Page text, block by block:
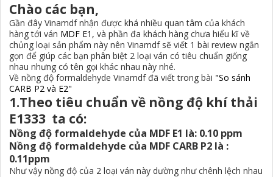
Chào các bạn,
Gần đây Vinamdf nhận được khá nhiều quan tâm của khách
hàng tới ván MDF E1, và phần đa khách hàng chưa hiểu kĩ về
chủng loại sản phẩm này nên Vinamdf sẽ viết 1 bài review ngắn
gọn để giúp các bạn phân biệt 2 loại ván có tiêu chuẩn giống
nhau nhưng có tên gọi khác nhau này nhé.
Về nồng độ formaldehyde Vinamdf đã viết trong bài "So sánh
CARB P2 và E2"
1.Theo tiêu chuẩn về nồng độ khí thải
E1333 ta có:
Nồng độ formaldehyde của MDF E1 là: 0.10 ppm
Nồng độ formaldehyde của MDF CARB P2 là :
0.11ppm
Như vậy nồng độ của 2 loại ván này dường như chênh lệch nhau